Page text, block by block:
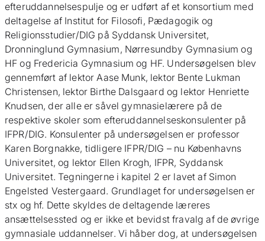
efteruddannelsespulje og er udført af et konsortium med
deltagelse af Institut for Filosofi, Pædagogik og
Religionsstudier/DIG på Syddansk Universitet,
Dronninglund Gymnasium, Nørresundby Gymnasium og
HF og Fredericia Gymnasium og HF. Undersøgelsen blev
gennemført af lektor Aase Munk, lektor Bente Lukman
Christensen, lektor Birthe Dalsgaard og lektor Henriette
Knudsen, der alle er såvel gymnasielærere på de
respektive skoler som efteruddannelseskonsulenter på
IFPR/DIG. Konsulenter på undersøgelsen er professor
Karen Borgnakke, tidligere IFPR/DIG – nu Københavns
Universitet, og lektor Ellen Krogh, IFPR, Syddansk
Universitet. Tegningerne i kapitel 2 er lavet af Simon
Engelsted Vestergaard. Grundlaget for undersøgelsen er
stx og hf. Dette skyldes de deltagende læreres
ansættelsessted og er ikke et bevidst fravalg af de øvrige
gymnasiale uddannelser. Vi håber dog, at undersøgelsen